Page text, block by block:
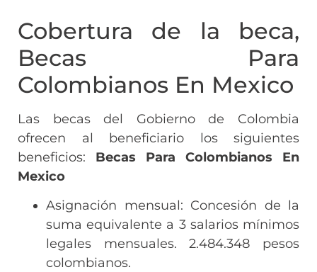
Cobertura de la beca,
Becas Para
Colombianos En Mexico
Las becas del Gobierno de Colombia
ofrecen al beneficiario los siguientes
beneficios: Becas Para Colombianos En
Mexico
Asignación mensual: Concesión de la
suma equivalente a 3 salarios mínimos
legales mensuales. 2.484.348 pesos
colombianos.